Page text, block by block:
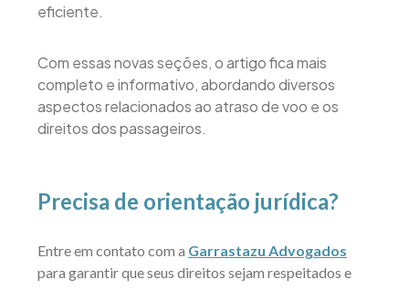
eficiente.
Com essas novas seções, o artigo fica mais
completo e informativo, abordando diversos
aspectos relacionados ao atraso de voo e os
direitos dos passageiros.
Precisa de orientação jurídica?
Entre em contato com a Garrastazu Advogados
para garantir que seus direitos sejam respeitados e